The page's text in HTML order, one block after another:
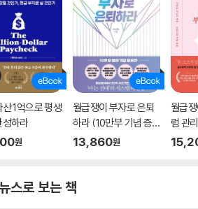
산 1억으로 평생
성하라
원
월급쟁이 부자로 은퇴
하라 (10만부 기념 증
보판)
13,860원
월급
럼 관
스로 보는 책